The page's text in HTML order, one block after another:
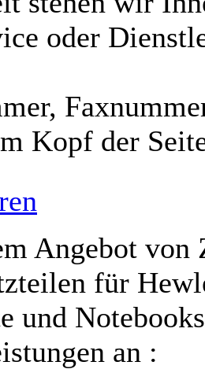
oder
Kopf der
Angebot
für
und
an :